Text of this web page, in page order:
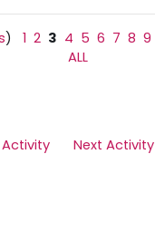
)1 2 3 4 5 6 7 8 9
ALL
Activity Next Activity